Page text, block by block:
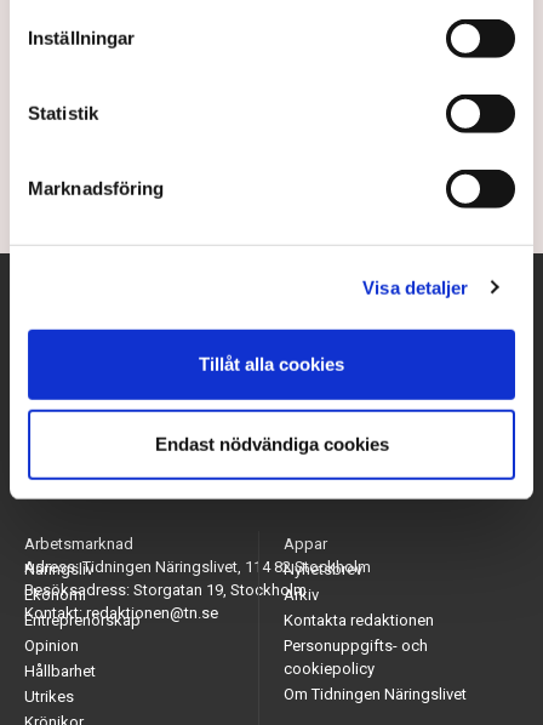
Inställningar
Statistik
Marknadsföring
Visa detaljer
Tillåt alla cookies
Endast nödvändiga cookies
starta och driva företag. En satsning på utbildning i
svensk företagskultur, administration och
svenska samhället, menar entreprenören Istvan
3 years ago |
Adress: Tidningen Näringslivet, 114 82 Stockholm
Besöksadress: Storgatan 19, Stockholm
Kontakt: redaktionen@tn.se
Arbetsmarknad
Näringsliv
Ekonomi
Entreprenörskap
Opinion
Hållbarhet
Utrikes
Appar
Nyhetsbrev
Arkiv
Kontakta redaktionen
Personuppgifts- och
cookiepolicy
Om Tidningen Näringslivet